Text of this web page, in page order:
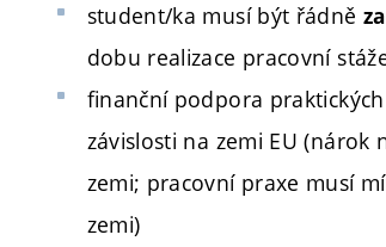
student/ka musí být řádně
dobu realizace pracovní
finanční podpora
závislosti na zemi EU
zemi; pracovní praxe musí
zemi)